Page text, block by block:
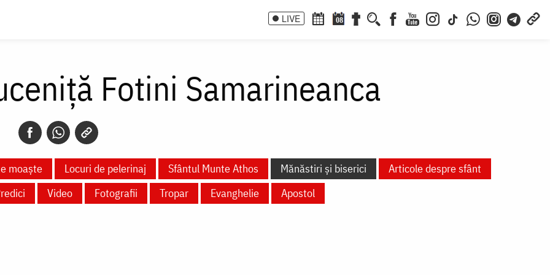
LIVE 08
Fotini Samarineanca
moaște Locuri de pelerinaj Sfântul Munte Athos Mănăstiri și biserici
Articole despre sfânt
Video Fotografii Tropar Evanghelie Apostol